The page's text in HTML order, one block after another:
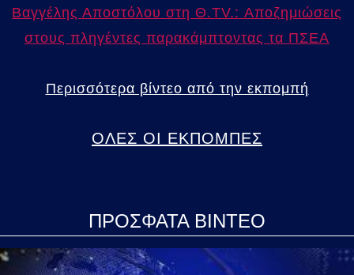
Βαγγέλης Αποστόλου στη Θ.ΤV.: Αποζημιώσεις
στους πληγέντες παρακάμπτοντας τα ΠΣΕΑ
Περισσότερα βίντεο από την εκπομπή
ΟΛΕΣ ΟΙ ΕΚΠΟΜΠΕΣ
ΠΡΟΣΦΑΤΑ ΒΙΝΤΕΟ